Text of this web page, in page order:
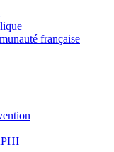
française